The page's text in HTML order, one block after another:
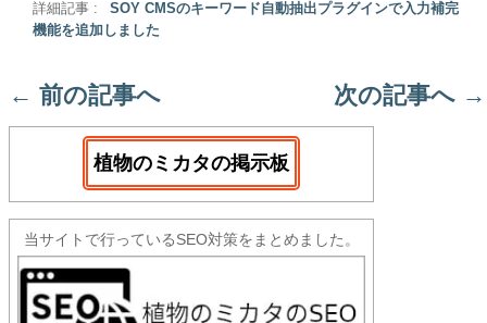
詳細記事 :
SOY CMSのキーワード自動抽出プラグインで入力補完
機能を追加しました
← 前の記事へ 次の記事へ →
植物のミカタの掲示板
当サイトで行っているSEO対策をまとめました。